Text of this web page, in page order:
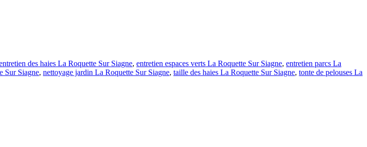
des haies La Roquette Sur Siagne, entretien espaces verts La Roquette Sur Siagne, entretien parcs La
Sur Siagne, nettoyage jardin La Roquette Sur Siagne, taille des haies La Roquette Sur Siagne, tonte de pelouses La